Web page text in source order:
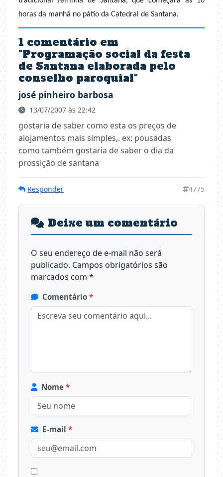
horas da manhã no pátio da Catedral de Santana.
1 comentário em
"Programação social da festa
de Santana elaborada pelo
conselho paroquial"
josé pinheiro barbosa
13/07/2007 às 22:42
gostaria de saber como esta os preços de
alojamentos mais simples,. ex: pousadas
como também gostaria de saber o dia da
prossição de santana
Responder 4775
Deixe um comentário
O seu endereço de e-mail não será
publicado. Campos obrigatórios são
marcados com *
Comentário *
Nome *
E-mail *